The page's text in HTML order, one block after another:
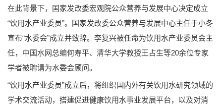
在此背景下，国家发改委宏观院公众营养与发展中心决定成立
“饮用水产业委员”。国家发改委公众营养与发展中心主任于小冬
宣布“水委会”成立并致辞。李复兴被任命为饮用水产业委员会主
任，中国水网总编何寿平、清华大学教授王占生等20余位专家
学者被聘请为水委会顾问。
“饮用水产业委员”成立后，将组织国内外有关饮用水研究领域的
学术交流活动，搭建促进健康饮用水事业发展平台，以及对消